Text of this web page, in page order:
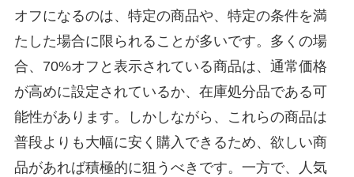
オフになるのは、特定の商品や、特定の条件を満
たした場合に限られることが多いです。多くの場
合、70%オフと表示されている商品は、通常価格
が高めに設定されているか、在庫処分品である可
能性があります。しかしながら、これらの商品は
普段よりも大幅に安く購入できるため、欲しい商
品があれば積極的に狙うべきです。一方で、人気